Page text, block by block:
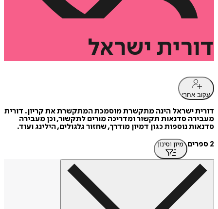
דורית ישראל
עקוב אחרי
דורית ישראל הינה מתקשרת מוסמכת המתקשרת את קריון. דורית
מעבירה סדנאות תקשור ומדריכה מורים לתקשור, וכן מעבירה
סדנאות נוספות כגון דמיון מודרך, שחזור גלגולים, הילינג ועוד.
2 ספרים
מיון וסינון